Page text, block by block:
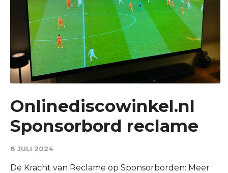
Onlinediscowinkel.nl
Sponsorbord reclame
8 JULI 2024
De Kracht van Reclame op Sponsorborden: Meer